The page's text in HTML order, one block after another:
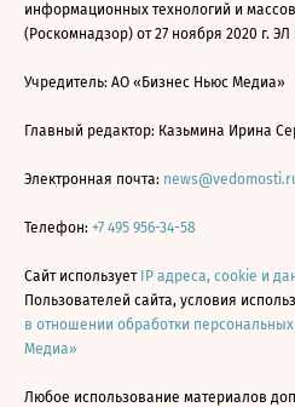
информационных технологий и
(Роскомнадзор) от 27 ноября 2020 г.
Учредитель: АО «Бизнес Ньюс Медиа»
Главный редактор: Казьмина Ирина
Электронная почта:
Телефон: +7 495 956-34-58
Сайт использует IP адреса, cookie и
Пользователей сайта, условия
в отношении обработки
Медиа»
Любое использование материалов